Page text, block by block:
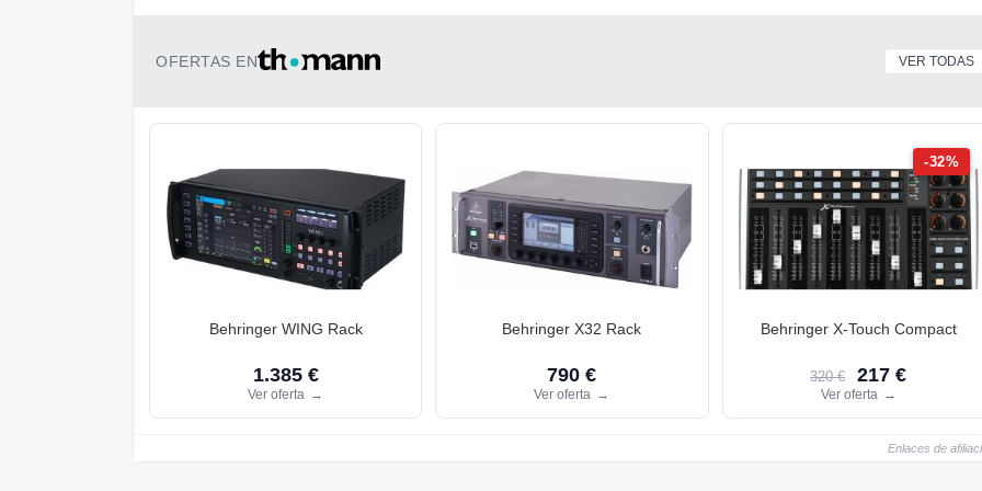
OFERTAS EN VER TODAS
Behringer WING Rack
1.385 €
Ver oferta →
Behringer X32 Rack
790 €
Ver oferta →
-32%
Behringer X-Touch Compact
320 € 217 €
Ver oferta →
Enlaces de